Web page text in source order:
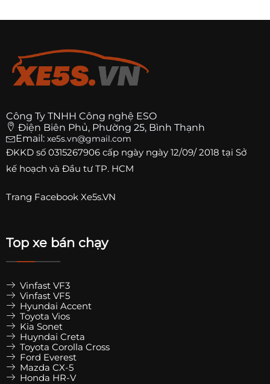
Công Ty TNHH Công nghệ ESO
Điện Biên Phủ, Phường 25, Bình Thạnh
Email: xe5s.vn@gmail.com
ĐKKD số 0315267906 cấp ngày ngày 12/09/ 2018 tại Sở
kế hoạch và Đầu tư TP. HCM
Trang Facebook Xe5s.VN
Top xe bán chạy
Vinfast VF3
Vinfast VF5
Hyundai Accent
Toyota Vios
Kia Sonet
Huyndai Creta
Toyota Corolla Cross
Ford Everest
Mazda CX-5
Honda HR-V